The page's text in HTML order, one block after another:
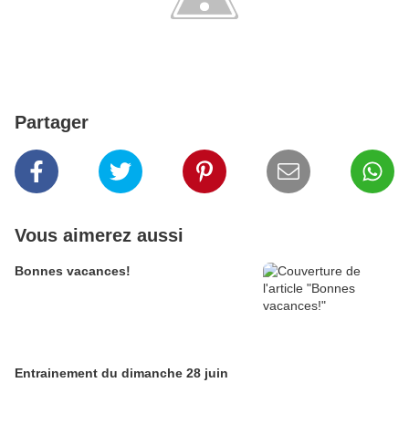
Partager
Vous aimerez aussi
Bonnes vacances!
Entrainement du dimanche 28 juin